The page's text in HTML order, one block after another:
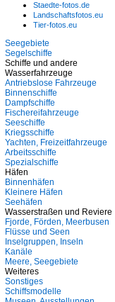
Staedte-fotos.de
Landschaftsfotos.eu
Tier-fotos.eu
Seegebiete
Segelschiffe
Schiffe und andere
Wasserfahrzeuge
Antriebslose Fahrzeuge
Binnenschiffe
Dampfschiffe
Fischereifahrzeuge
Seeschiffe
Kriegsschiffe
Yachten, Freizeitfahrzeuge
Arbeitsschiffe
Spezialschiffe
Häfen
Binnenhäfen
Kleinere Häfen
Seehäfen
Wasserstraßen und Reviere
Fjorde, Förden, Meerbusen
Flüsse und Seen
Inselgruppen, Inseln
Kanäle
Meere, Seegebiete
Weiteres
Sonstiges
Schiffsmodelle